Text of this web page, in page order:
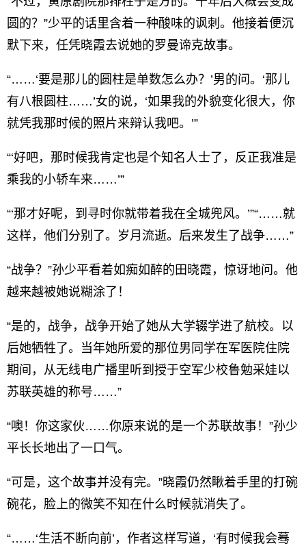
圆的？”少平的话里含着一种酸味的讽刺。他接着便沉
默下来，任凭晓霞去说她的罗曼谛克故事。
“……‘要是那儿的圆柱是单数怎么办？’男的问。‘那儿
有八根圆柱……’女的说，‘如果我的外貌变化很大，你
就凭我那时候的照片来辩认我吧。’”
“‘好吧，那时候我肯定也是个知名人士了，反正我准是
乘我的小轿车来……’”
“‘那才好呢，到寻时你就带着我在全城兜风。’”“……就
这样，他们分别了。岁月流逝。后来发生了战争……”
“战争？”孙少平看着如痴如醉的田晓霞，惊讶地问。他
越来越被她说糊涂了！
“是的，战争，战争开始了她从大学辍学进了航校。以
后她牺牲了。当年她所爱的那位男同学在军医院住院
期间，从无线电广播里听到授于空军少校鲁勉采娃以
苏联英雄的称号……”
“噢！你这家伙……你原来说的是一个苏联故事！”孙少
平长长地出了一口气。
“可是，这个故事并没有完。”晓霞仍然瞅着手里的打碗
碗花，脸上的微笑不知在什么时候就消失了。
“……‘生活不断向前’，作者这样写道，‘有时候我会蓦